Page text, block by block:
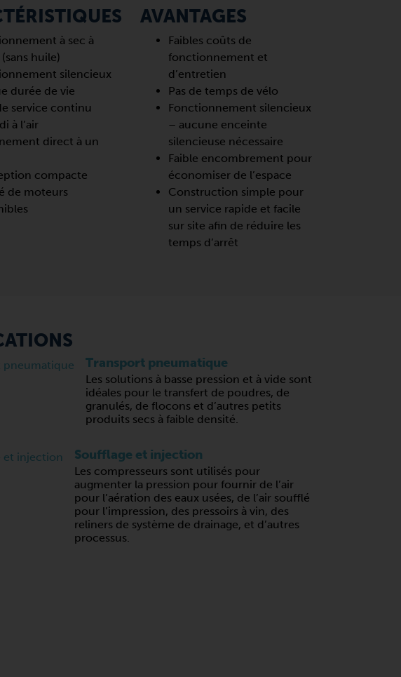
à sec à
(sans huile)
silencieux
durée de vie
service continu
à l’air
direct à un
compacte
de moteurs
AVANTAGES
Faibles coûts de
fonctionnement et
d’entretien
Pas de temps de vélo
Fonctionnement silencieux
– aucune enceinte
silencieuse nécessaire
Faible encombrement pour
économiser de l’espace
Construction simple pour
un service rapide et facile
sur site afin de réduire les
temps d’arrêt
Transport pneumatique
Les solutions à basse pression et à vide sont
idéales pour le transfert de poudres, de
granulés, de flocons et d’autres petits
produits secs à faible densité.
Soufflage et injection
Les compresseurs sont utilisés pour
augmenter la pression pour fournir de l’air
pour l’aération des eaux usées, de l’air soufflé
pour l’impression, des pressoirs à vin, des
reliners de système de drainage, et d’autres
processus.